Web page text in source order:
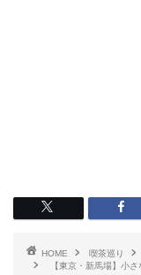
HOME 喫茶巡り
【東京・新馬場】小